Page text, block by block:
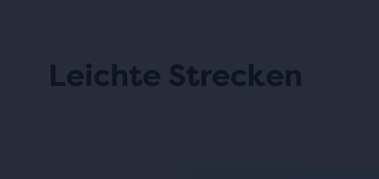
Leichte Strecken